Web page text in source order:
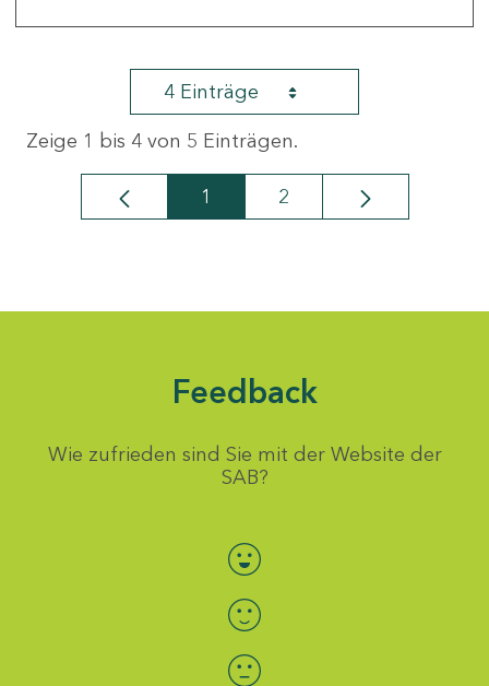
4 Einträge
Zeige 1 bis 4 von 5 Einträgen.
Seite
1 Seite
2
Feedback
Wie zufrieden sind Sie mit der Website der
SAB?
Bewertung auswählen